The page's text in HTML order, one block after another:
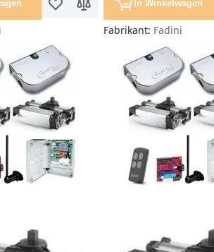
Voeg toe aan verlanglijst
Toevoegen om teIn Winkelwagen
Fabrikant: Fadini